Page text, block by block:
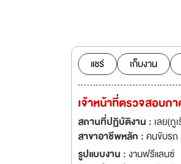
แชร์ เก็บงาน
เจ้าหน้าที่ตรวจสอบภ
สถานที่ปฏิบัติงาน : เลย(ภู
สาขาอาชีพหลัก :คนขับรถ
รูปแบบงาน :งานฟรีแลนซ์